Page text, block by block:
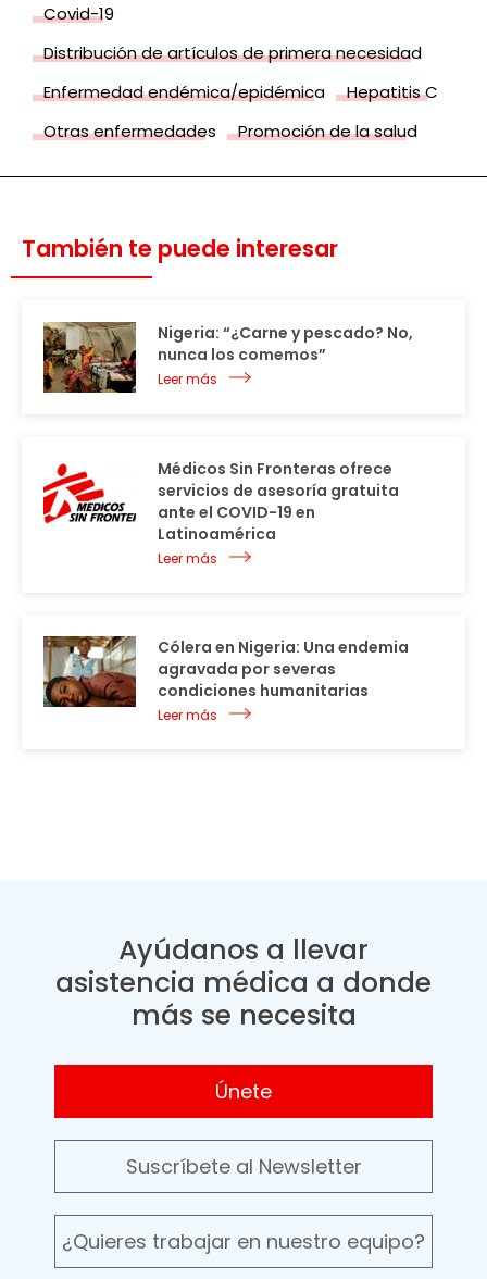
Covid-19
Distribución de artículos de primera necesidad
Enfermedad endémica/epidémica
Hepatitis C
Otras enfermedades
Promoción de la salud
También te puede interesar
Nigeria: “¿Carne y pescado? No,
nunca los comemos”
Leer más
Médicos Sin Fronteras ofrece
servicios de asesoría gratuita
ante el COVID-19 en
Latinoamérica
Leer más
Cólera en Nigeria: Una endemia
agravada por severas
condiciones humanitarias
Leer más
Ayúdanos a llevar
asistencia médica a donde
más se necesita
Únete
Suscríbete al Newsletter
¿Quieres trabajar en nuestro equipo?